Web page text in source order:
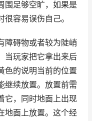
围足够空旷，如果是
容易误伤自己。
障碍物或者较为陡峭
当玩家把它拿出来后
色的说明当前的位置
继续放置。放置前需
它，同时地面上出现
地面上放置。这个经